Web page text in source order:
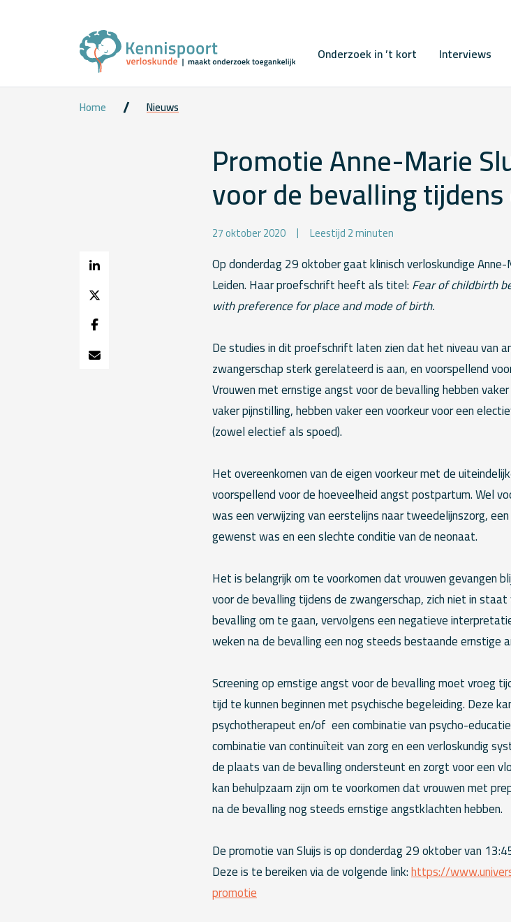
Onderzoek in ’t kort Interviews
Home Nieuws
Promotie Anne-Marie
voor de bevalling
27 oktober 2020 Leestijd 2 minuten
Op donderdag 29 oktober gaat klinisch verloskundige
Leiden. Haar proefschrift heeft als titel:Fear of childbirth
with preference for place and mode of birth.
De studies in dit proefschrift laten zien dat het niveau van
zwangerschap sterk gerelateerd is aan, en voorspellend
Vrouwen met ernstige angst voor de bevalling hebben
vaker pijnstilling, hebben vaker een voorkeur voor een
(zowel electief als spoed).
Het overeenkomen van de eigen voorkeur met de
voorspellend voor de hoeveelheid angst postpartum. Wel
was een verwijzing van eerstelijns naar tweedelijnszorg,
gewenst was en een slechte conditie van de neonaat.
Het is belangrijk om te voorkomen dat vrouwen gevangen
voor de bevalling tijdens de zwangerschap, zich niet in
bevalling om te gaan, vervolgens een negatieve
weken na de bevalling een nog steeds bestaande ernstige
Screening op ernstige angst voor de bevalling moet vroeg
tijd te kunnen beginnen met psychische begeleiding. Deze
psychotherapeut en/of een combinatie van psycho-
combinatie van continuïteit van zorg en een verloskundig
de plaats van de bevalling ondersteunt en zorgt voor een
kan behulpzaam zijn om te voorkomen dat vrouwen met
na de bevalling nog steeds ernstige angstklachten hebben.
De promotie van Sluijs is op donderdag 29 oktober van
Deze is te bereiken via de volgende link:https://
promotie